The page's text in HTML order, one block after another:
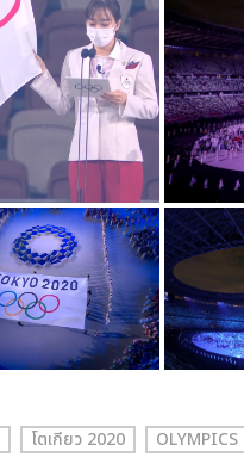
โตเกียว 2020 OLYMPICS